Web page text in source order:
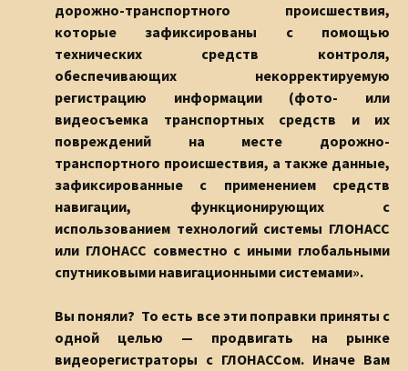
дорожно-транспортного происшествия,
которые зафиксированы с помощью
технических средств контроля,
обеспечивающих некорректируемую
регистрацию информации (фото- или
видеосъемка транспортных средств и их
повреждений на месте дорожно-
транспортного происшествия, а также данные,
зафиксированные с применением средств
навигации, функционирующих с
использованием технологий системы ГЛОНАСС
или ГЛОНАСС совместно с иными глобальными
спутниковыми навигационными системами».
Вы поняли? То есть все эти поправки приняты с
одной целью — продвигать на рынке
видеорегистраторы с ГЛОНАССом. Иначе Вам